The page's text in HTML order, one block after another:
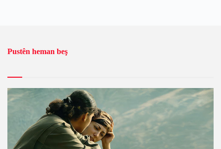
Pustên heman beş